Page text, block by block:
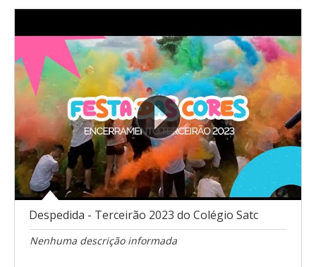
Despedida - Terceirão 2023 do Colégio Satc
Nenhuma descrição informada